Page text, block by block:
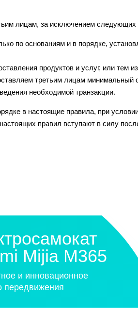
лицам, за исключением следующих
по основаниям и в порядке,
продуктов и услуг, или тем
третьим лицам минимальный
необходимой транзакции.
в настоящие правила, при
правил вступают в силу
Mijia M365
и инновационное
передвижения